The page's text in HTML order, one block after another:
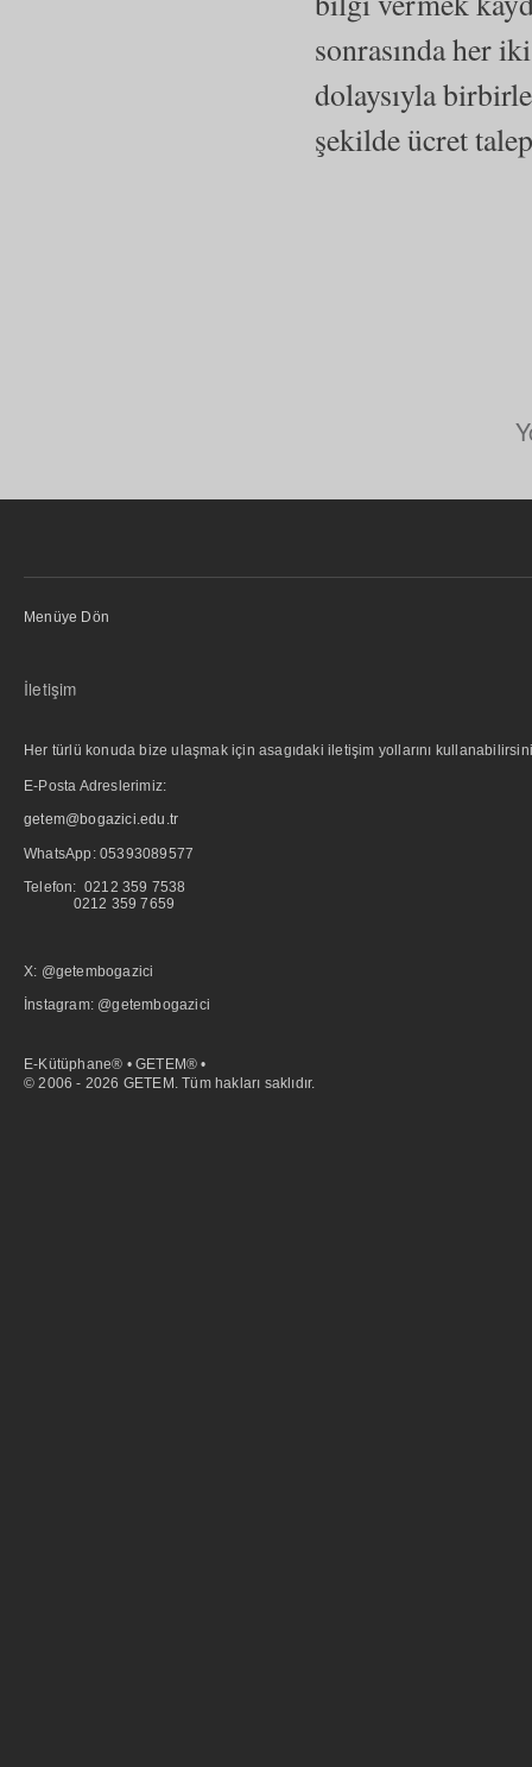
sonrasında her
dolaysıyla
şekilde ücret
Menüye Dön
İletişim
Her türlü konuda bize ulaşmak için asagıdaki iletişim yollarını
E-Posta Adreslerimiz:
getem@bogazici.edu.tr
WhatsApp: 05393089577
Telefon: 0212 359 7538
0212 359 7659
X: @getembogazici
İnstagram: @getembogazici
E-Kütüphane® • GETEM® •
© 2006 - 2026 GETEM. Tüm hakları saklıdır.